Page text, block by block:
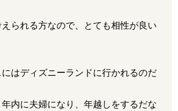
られる方なので、とても相性が良い
はディズニーランドに行かれるのだ
内に夫婦になり、年越しをするだな